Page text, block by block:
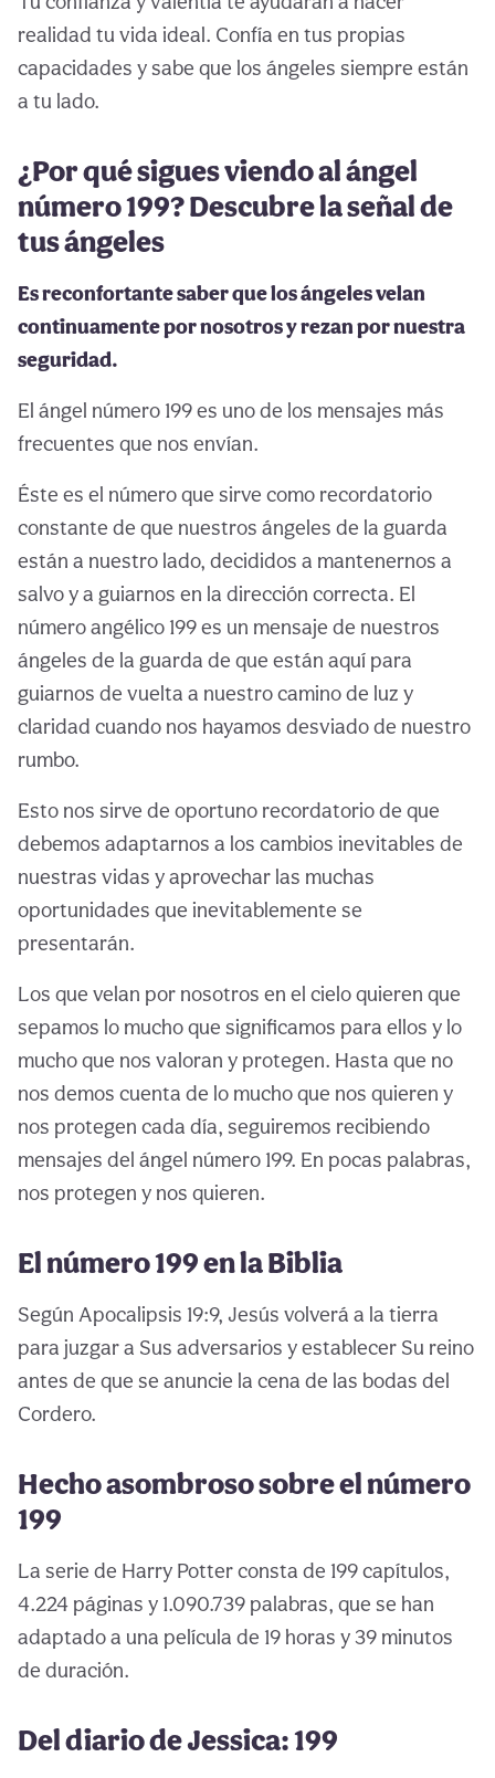
realidad tu vida ideal. Confía en tus propias
capacidades y sabe que los ángeles siempre están
a tu lado.
¿Por qué sigues viendo al ángel
número 199? Descubre la señal de
tus ángeles
Es reconfortante saber que los ángeles velan
continuamente por nosotros y rezan por nuestra
seguridad.
El ángel número 199 es uno de los mensajes más
frecuentes que nos envían.
Éste es el número que sirve como recordatorio
constante de que nuestros ángeles de la guarda
están a nuestro lado, decididos a mantenernos a
salvo y a guiarnos en la dirección correcta. El
número angélico 199 es un mensaje de nuestros
ángeles de la guarda de que están aquí para
guiarnos de vuelta a nuestro camino de luz y
claridad cuando nos hayamos desviado de nuestro
rumbo.
Esto nos sirve de oportuno recordatorio de que
debemos adaptarnos a los cambios inevitables de
nuestras vidas y aprovechar las muchas
oportunidades que inevitablemente se
presentarán.
Los que velan por nosotros en el cielo quieren que
sepamos lo mucho que significamos para ellos y lo
mucho que nos valoran y protegen. Hasta que no
nos demos cuenta de lo mucho que nos quieren y
nos protegen cada día, seguiremos recibiendo
mensajes del ángel número 199. En pocas palabras,
nos protegen y nos quieren.
El número 199 en la Biblia
Según Apocalipsis 19:9, Jesús volverá a la tierra
para juzgar a Sus adversarios y establecer Su reino
antes de que se anuncie la cena de las bodas del
Cordero.
Hecho asombroso sobre el número
199
La serie de Harry Potter consta de 199 capítulos,
4.224 páginas y 1.090.739 palabras, que se han
adaptado a una película de 19 horas y 39 minutos
de duración.
Del diario de Jessica: 199